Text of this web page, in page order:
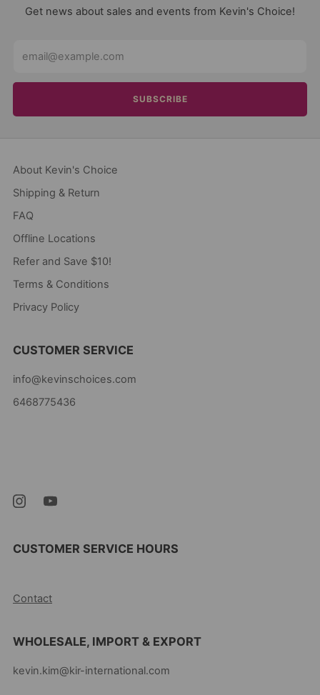
Get news about sales and events from Kevin's Choice!
SUBSCRIBE
About Kevin's Choice
Shipping & Return
FAQ
Offline Locations
Refer and Save $10!
Terms & Conditions
Privacy Policy
CUSTOMER SERVICE
info@kevinschoices.com
6468775436
CUSTOMER SERVICE HOURS
Contact
WHOLESALE, IMPORT & EXPORT
kevin.kim@kir-international.com